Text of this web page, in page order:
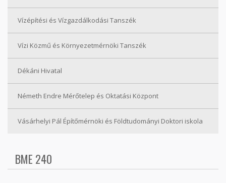
Vízépítési és Vízgazdálkodási Tanszék
Vízi Közmű és Környezetmérnöki Tanszék
Dékáni Hivatal
Németh Endre Mérőtelep és Oktatási Központ
Vásárhelyi Pál Építőmérnöki és Földtudományi Doktori iskola
BME 240